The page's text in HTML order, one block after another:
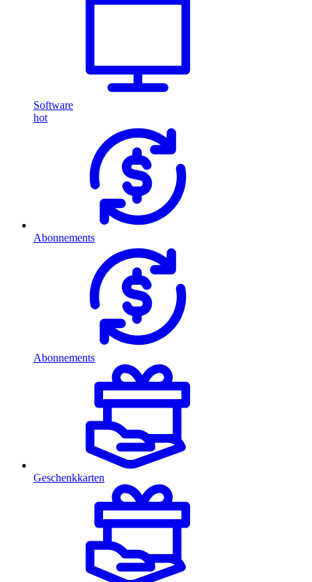
Software
hot
Abonnements
Abonnements
Geschenkkarten